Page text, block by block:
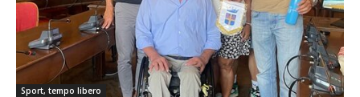
Sport, tempo libero